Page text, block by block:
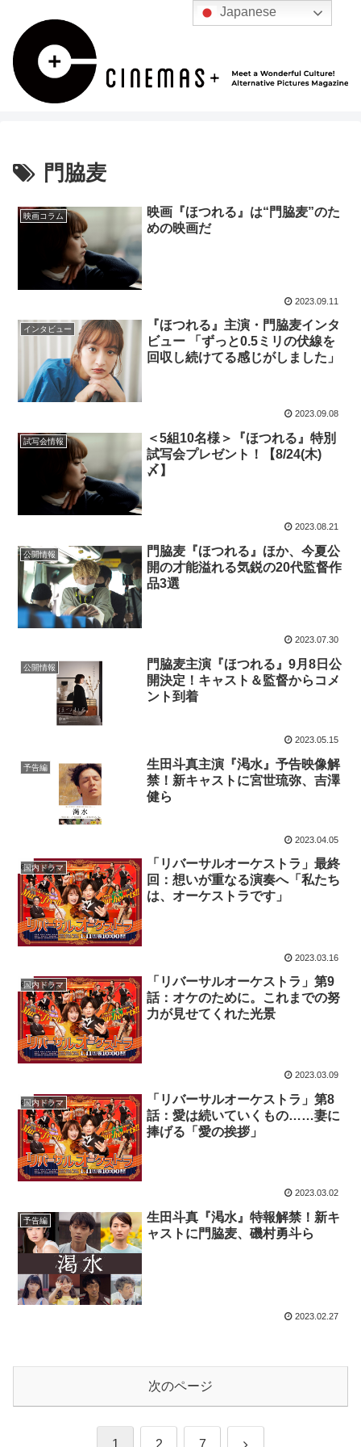
門脇麦
映画コラム
映画『ほつれる』は“門脇麦”のた
めの映画だ
2023.09.11
インタビュー
『ほつれる』主演・門脇麦インタ
ビュー 「ずっと0.5ミリの伏線を
回収し続けてる感じがしました」
2023.09.08
試写会情報
＜5組10名様＞『ほつれる』特別
試写会プレゼント！【8/24(木)
〆】
2023.08.21
公開情報
門脇麦『ほつれる』ほか、今夏公
開の才能溢れる気鋭の20代監督作
品3選
2023.07.30
公開情報
門脇麦主演『ほつれる』9月8日公
開決定！キャスト＆監督からコメ
ント到着
2023.05.15
予告編
生田斗真主演『渇水』予告映像解
禁！新キャストに宮世琉弥、吉澤
健ら
2023.04.05
国内ドラマ
「リバーサルオーケストラ」最終
回：想いが重なる演奏へ「私たち
は、オーケストラです」
2023.03.16
国内ドラマ
「リバーサルオーケストラ」第9
話：オケのために。これまでの努
力が見せてくれた光景
2023.03.09
国内ドラマ
「リバーサルオーケストラ」第8
話：愛は続いていくもの……妻に
捧げる「愛の挨拶」
2023.03.02
予告編
生田斗真『渇水』特報解禁！新キ
ャストに門脇麦、磯村勇斗ら
2023.02.27
次のページ
1 2 7 次
Japanese